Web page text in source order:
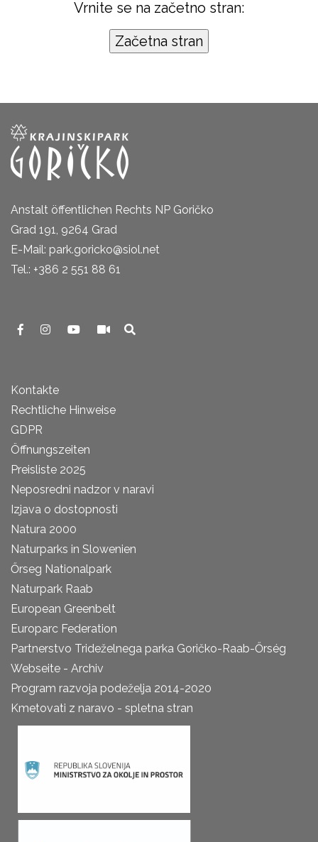
Vrnite se na začetno stran:
Anstalt öffentlichen Rechts NP Goričko
Grad 191, 9264 Grad
E-Mail: park.goricko@siol.net
Tel.: +386 2 551 88 61
Kontakte
Rechtliche Hinweise
GDPR
Öffnungszeiten
Preisliste 2025
Neposredni nadzor v naravi
Izjava o dostopnosti
Natura 2000
Naturparks in Slowenien
Őrseg Nationalpark
Naturpark Raab
European Greenbelt
Europarc Federation
Partnerstvo Trideželnega parka Goričko-Raab-Őrség
Webseite - Archiv
Program razvoja podeželja 2014-2020
Kmetovati z naravo - spletna stran